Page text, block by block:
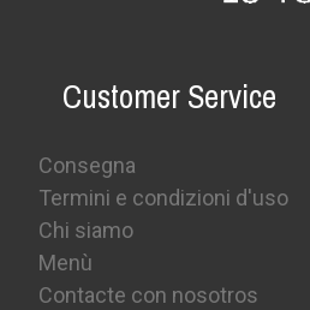
Customer Service
Consegna
Termini e condizioni d'uso
Chi siamo
Menù
Contacte con nosotros